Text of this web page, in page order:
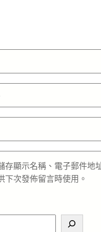
存顯示名稱、電子郵件地
下次發佈留言時使用。